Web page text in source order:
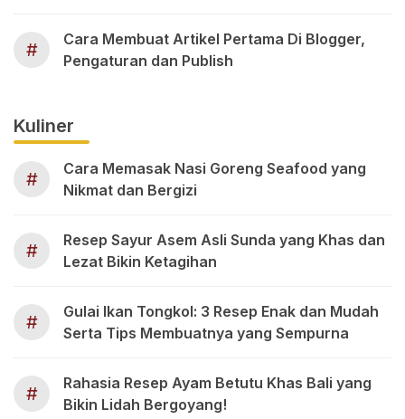
#
Cara Membuat Artikel Pertama Di Blogger,
Pengaturan dan Publish
Kuliner
#
Cara Memasak Nasi Goreng Seafood yang
Nikmat dan Bergizi
#
Resep Sayur Asem Asli Sunda yang Khas dan
Lezat Bikin Ketagihan
#
Gulai Ikan Tongkol: 3 Resep Enak dan Mudah
Serta Tips Membuatnya yang Sempurna
#
Rahasia Resep Ayam Betutu Khas Bali yang
Bikin Lidah Bergoyang!